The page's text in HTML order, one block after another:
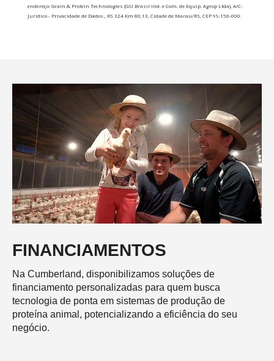
endereço: Grain & Protein Technologies (GSI Brasil Ind. e Com. de Equip. Agrop Ltda), A/C:
Jurídico - Privacidade de Dados., RS 324 Km 80,13, Cidade de Marau/RS, CEP 99.150-000.
FINANCIAMENTOS
Na Cumberland, disponibilizamos soluções de
financiamento personalizadas para quem busca
tecnologia de ponta em sistemas de produção de
proteína animal, potencializando a eficiência do seu
negócio.